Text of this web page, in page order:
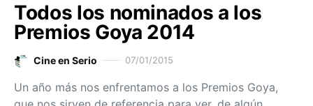
Todos los nominados a los
Premios Goya 2014
Cine en Serio 07/01/2015
Un año más nos enfrentamos a los Premios Goya,